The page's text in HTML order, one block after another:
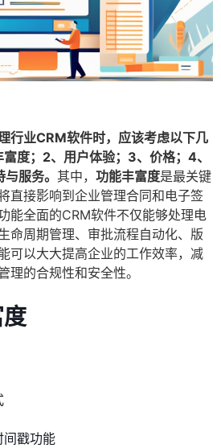
行业CRM软件时，应该考虑以下几
度；2、用户体验；3、价格；4、
服务。 其中， 功能丰富度是最关键
直接影响到企业管理合同和电子签
能全面的CRM软件不仅能够处理电
命周期管理、审批流程自动化、版
可以大大提高企业的工作效率，减
理的合规性和安全性。
间戳功能